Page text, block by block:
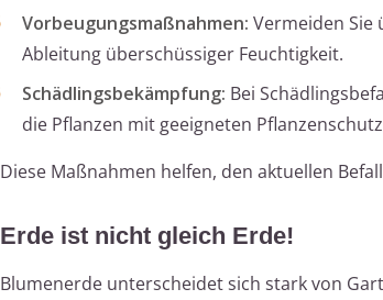
Vorbeugungsmaßnahmen: Vermeiden Sie
Ableitung überschüssiger Feuchtigkeit.
Schädlingsbekämpfung: Bei
die Pflanzen mit geeigneten
Diese Maßnahmen helfen, den aktuellen
Erde ist nicht gleich Erde!
Blumenerde unterscheidet sich stark von